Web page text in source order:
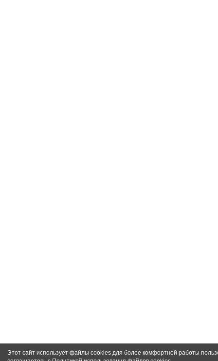
Этот сайт использует файлы cookies для более комфортной работы